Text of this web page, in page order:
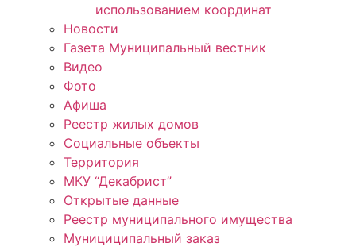
использованием координат
Новости
Газета Муниципальный вестник
Видео
Фото
Афиша
Реестр жилых домов
Социальные объекты
Территория
МКУ “Декабрист”
Открытые данные
Реестр муниципального имущества
Мунициципальный заказ